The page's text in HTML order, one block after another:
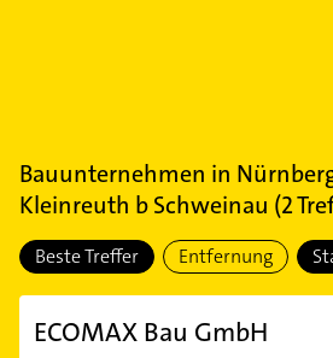
Bauunternehmen in
Kleinreuth b Schweinau (2
Beste Treffer Entfernung
ECOMAX Bau GmbH